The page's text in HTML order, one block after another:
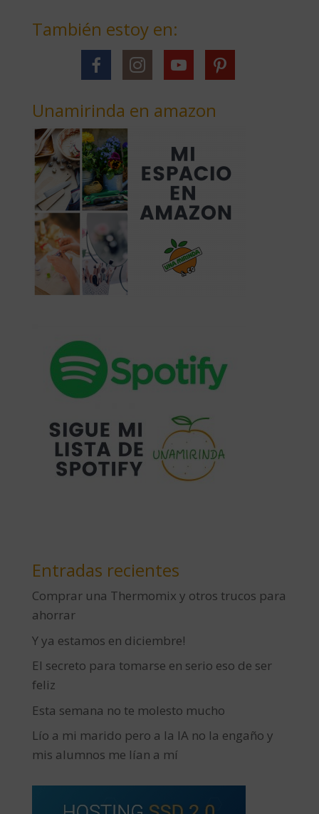
También estoy en:
Unamirinda en amazon
Entradas recientes
Comprar una Thermomix y otros trucos para
ahorrar
Y ya estamos en diciembre!
El secreto para tomarse en serio eso de ser
feliz
Esta semana no te molesto mucho
Lío a mi marido pero a la IA no la engaño y
mis alumnos me lían a mí